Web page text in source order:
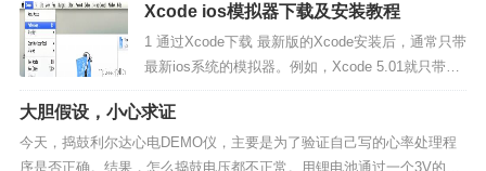
ma 两个方法： 1、任务菜单---计划列表---那两...
Xcode ios模拟器下载及安装教程
1 通过Xcode下载 最新版的Xcode安装后，通常只带
最新ios系统的模拟器。例如，Xcode 5.01就只带了i
os7.03的模拟器。通过Xcode可以下载早期版本的模
拟器。 Xcode->Preferences->Downloads Download
s下的Components就...
大胆假设，小心求证
今天，捣鼓利尔达心电DEMO仪，主要是为了验证自己写的心率处理程
序是否正确。结果，怎么捣鼓电压都不正常。用锂电池通过一个3V的LD